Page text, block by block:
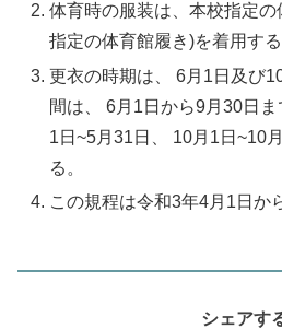
体育時の服装は、本校指定
指定の体育館履き)を着用する
更衣の時期は、 6月1日及び
間は、 6月1日から9月30日
1日~5月31日、 10月1日~10
る。
この規程は令和3年4月1日か
シェアす